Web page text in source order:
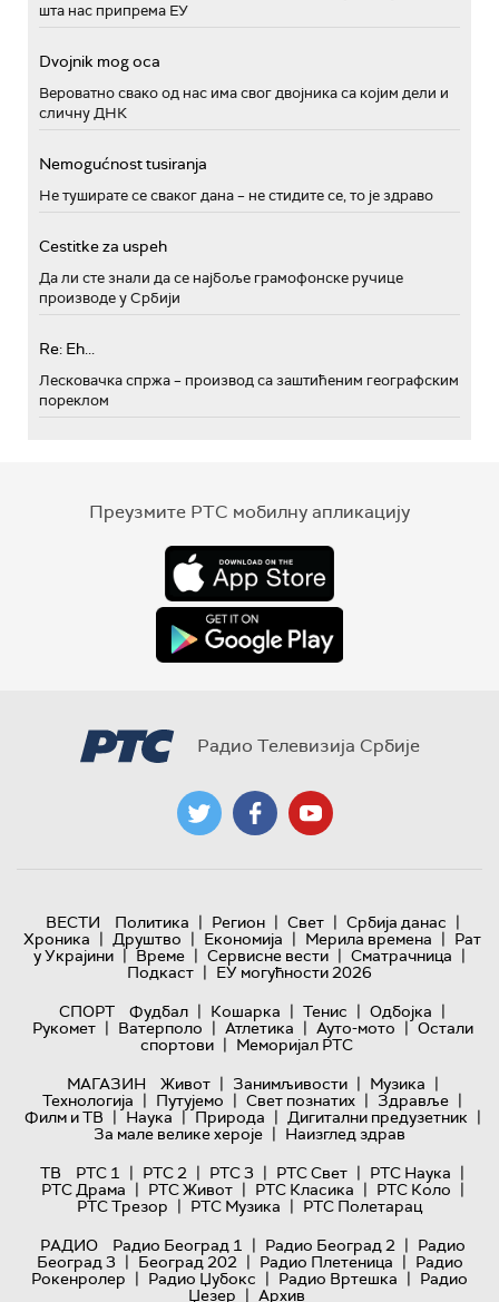
шта нас припрема ЕУ
Dvojnik mog oca
Вероватно свако од нас има свог двојника са којим дели и
сличну ДНК
Nemogućnost tusiranja
Не туширате се сваког дана – не стидите се, то је здраво
Cestitke za uspeh
Да ли сте знали да се најбоље грамофонске ручице
производе у Србији
Re: Eh...
Лесковачка спржа – производ са заштићеним географским
пореклом
Преузмите РТС мобилну апликацију
Радио Телевизија Србије
ВЕСТИ Политика | Регион | Свет | Србија данас |
Хроника | Друштво | Економија | Мерила времена | Рат
у Украјини | Време | Сервисне вести | Сматрачница |
Подкаст | ЕУ могућности 2026
СПОРТ
Фудбал | Кошарка | Тенис | Одбојка |
Рукомет | Ватерполо | Атлетика | Ауто-мото | Остали
спортови | Меморијал РТС
МАГАЗИН
Живот | Занимљивости | Музика |
Технологијa | Путујемо | Свет познатих | Здравље |
Филм и ТВ | Наука | Природа | Дигитални предузетник |
За мале велике хероје | Наизглед здрав
ТВ
РТС 1 | РТС 2 | РТС 3 | РТС Свет | РТС Наука |
РТС Драма | РТС Живот | РТС Класика | РТС Коло |
РТС Трезор | РТС Музика | РТС Полетарац
РАДИО
Радио Београд 1 | Радио Београд 2 | Радио
Београд 3 | Београд 202 | Радио Плетеница | Радио
Рокенролер | Радио Џубокс | Радио Вртешка | Радио
Џезер | Архив